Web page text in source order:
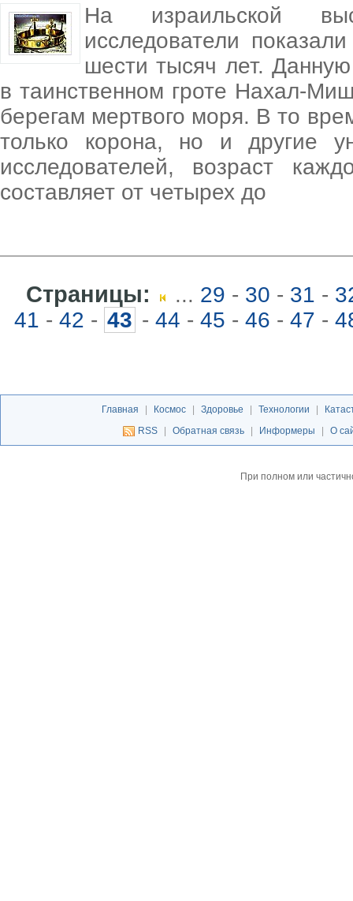
На израильской
исследователи
шести тысяч лет.
в таинственном гроте Нахал-
берегам мертвого моря. В то
только корона, но и другие
исследователей, возраст
составляет от четырех до
Страницы: ... 29 - 30 - 31 -
41 - 42 - 43 - 44 - 45 - 46 - 47 -
Главная Космос Здоровье Технологии
RSS
Обратная связь Информеры О
При полном или